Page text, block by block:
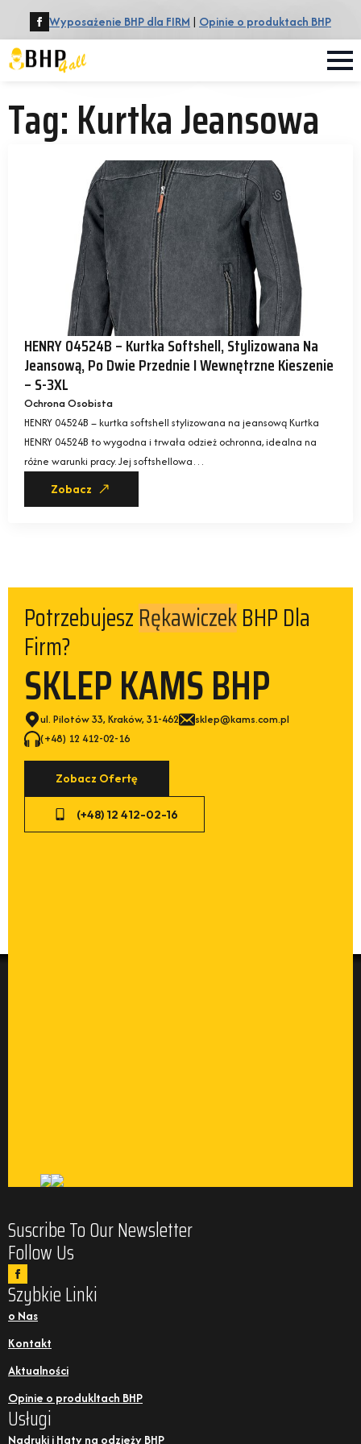
Wyposażenie BHP dla FIRM | Opinie o produktach BHP
Tag:Kurtka Jeansowa
HENRY 04524B – Kurtka Softshell, Stylizowana Na
Jeansową, Po Dwie Przednie I Wewnętrzne Kieszenie
– S-3XL
Ochrona Osobista
HENRY 04524B – kurtka softshell stylizowana na jeansową Kurtka
HENRY 04524B to wygodna i trwała odzież ochronna, idealna na
różne warunki pracy. Jej softshellowa…
Zobacz
Potrzebujesz Rękawiczek BHP Dla
Firm?
SKLEP KAMS BHP
ul. Pilotów 33, Kraków, 31-462
sklep@kams.com.pl
(+48) 12 412-02-16
Zobacz Ofertę
(+48) 12 412-02-16
Suscribe To Our Newsletter
Follow Us
Szybkie Linki
o Nas
Kontakt
Aktualności
Opinie o produkltach BHP
Usługi
Nadruki i Haty na odzieży BHP